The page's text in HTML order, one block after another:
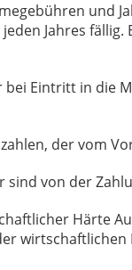
und
Jahres
Eintritt in die
der vom
von der
Härte